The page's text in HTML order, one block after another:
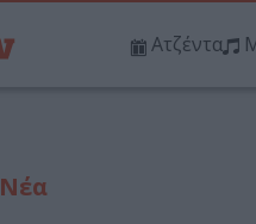
Ατζέντα
Νέα